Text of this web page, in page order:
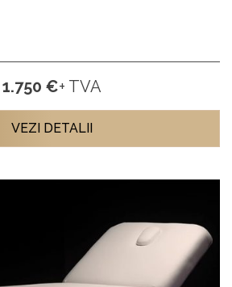
1.750 €+ TVA
VEZI DETALII